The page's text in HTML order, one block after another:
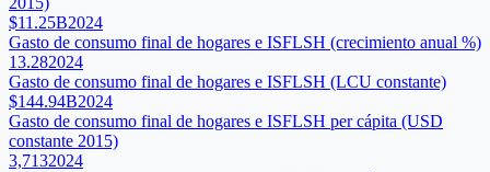
$11.25B2024
Gasto de consumo final de hogares e ISFLSH (crecimiento anual %)
13.282024
Gasto de consumo final de hogares e ISFLSH (LCU constante)
$144.94B2024
Gasto de consumo final de hogares e ISFLSH per cápita (USD
constante 2015)
3,7132024